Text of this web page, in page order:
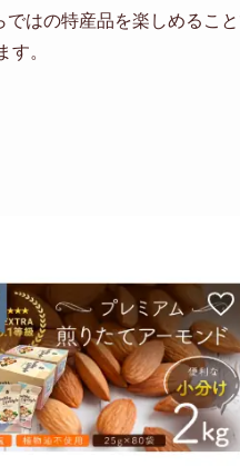
はの特産品を楽しめるこ
す。